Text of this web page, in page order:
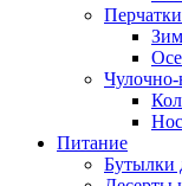
Питание
Бутылки